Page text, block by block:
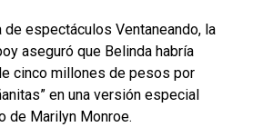
de espectáculos Ventaneando, la
aseguró que Belinda habría
cinco millones de pesos por
en una versión especial
de Marilyn Monroe.